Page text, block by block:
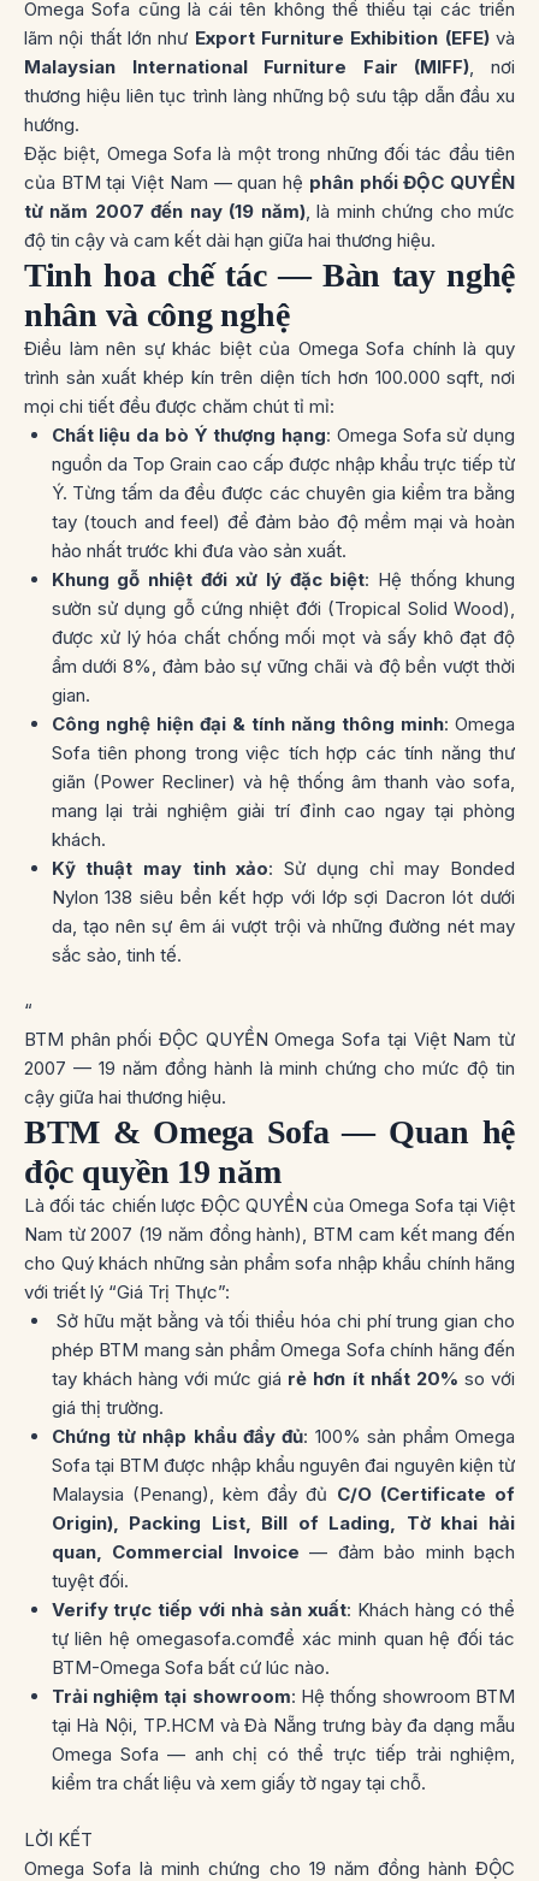
Omega Sofa cũng là cái tên không thể thiếu tại các triển
lãm nội thất lớn như Export Furniture Exhibition (EFE)và
Malaysian International Furniture Fair (MIFF) , nơi
thương hiệu liên tục trình làng những bộ sưu tập dẫn đầu xu
hướng.
Đặc biệt, Omega Sofa là một trong những đối tác đầu tiên
của BTM tại Việt Nam — quan hệ phân phối ĐỘC QUYỀN
từ năm 2007 đến nay (19 năm), là minh chứng cho mức
độ tin cậy và cam kết dài hạn giữa hai thương hiệu.
Tinh hoa chế tác — Bàn tay nghệ
nhân và công nghệ
Điều làm nên sự khác biệt của Omega Sofa chính là quy
trình sản xuất khép kín trên diện tích hơn 100.000 sqft, nơi
mọi chi tiết đều được chăm chút tỉ mỉ:
Chất liệu da bò Ý thượng hạng: Omega Sofa sử dụng
nguồn da Top Grain cao cấp được nhập khẩu trực tiếp từ
Ý. Từng tấm da đều được các chuyên gia kiểm tra bằng
tay (touch and feel) để đảm bảo độ mềm mại và hoàn
hảo nhất trước khi đưa vào sản xuất.
Khung gỗ nhiệt đới xử lý đặc biệt: Hệ thống khung
sườn sử dụng gỗ cứng nhiệt đới (Tropical Solid Wood)
được xử lý hóa chất chống mối mọt và sấy khô đạt độ
ẩm dưới 8%, đảm bảo sự vững chãi và độ bền vượt thời
gian.
Công nghệ hiện đại & tính năng thông minh: Omega
Sofa tiên phong trong việc tích hợp các tính năng thư
giãn (Power Recliner) và hệ thống âm thanh vào sofa,
mang lại trải nghiệm giải trí đỉnh cao ngay tại phòng
khách.
Kỹ thuật may tinh xảo: Sử dụng chỉ may Bonded
Nylon 138 siêu bền kết hợp với lớpsợi Dacron lót dưới
da , tạo nên sự êm ái vượt trội và những đường nét may
sắc sảo, tinh tế.
“
BTM phân phối ĐỘC QUYỀN Omega Sofa tại Việt Nam từ
2007 — 19 năm đồng hành là minh chứng cho mức độ tin
cậy giữa hai thương hiệu.
BTM & Omega Sofa — Quan hệ
độc quyền 19 năm
Là đối tác chiến lược ĐỘC QUYỀN của Omega Sofa tại Việt
Nam từ 2007 (19 năm đồng hành), BTM cam kết mang đến
cho Quý khách những sản phẩm sofa nhập khẩu chính hãng
với triết lý “Giá Trị Thực”:
Sở hữu mặt bằng và tối thiểu hóa chi phí trung gian cho
phép BTM mang sản phẩm Omega Sofa chính hãng đến
tay khách hàng với mức giá rẻ hơn ít nhất 20% so với
giá thị trường.
Chứng từ nhập khẩu đầy đủ: 100% sản phẩm Omega
Sofa tại BTM được nhập khẩu nguyên đai nguyên kiện từ
Malaysia (Penang), kèm đầy đủ C/O (Certificate of
Origin), Packing List, Bill of Lading, Tờ khai hải
quan, Commercial Invoice — đảm bảo minh bạch
tuyệt đối.
Verify trực tiếp với nhà sản xuất: Khách hàng có thể
tự liên hệ omegasofa.comđể xác minh quan hệ đối tác
BTM-Omega Sofa bất cứ lúc nào.
Trải nghiệm tại showroom: Hệ thống showroom BTM
tại Hà Nội, TP.HCM và Đà Nẵng trưng bày đa dạng mẫu
Omega Sofa — anh chị có thể trực tiếp trải nghiệm,
kiểm tra chất liệu và xem giấy tờ ngay tại chỗ.
LỜI KẾT
Omega Sofa là minh chứng cho 19 năm đồng hành ĐỘC